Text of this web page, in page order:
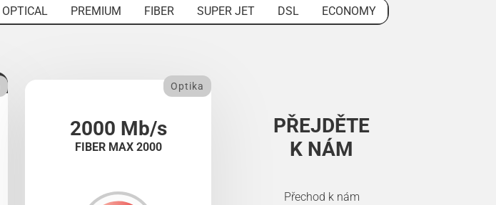
OPTICAL PREMIUM FIBER SUPER JET DSL
ECONOMY
2000 Mb/s
FIBER MAX 2000
Optika
PŘEJDĚTE
K NÁM
Přechod k nám